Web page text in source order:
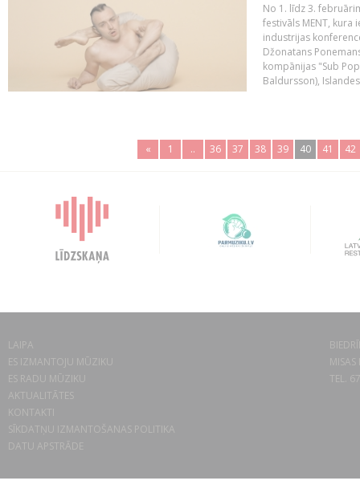
No 1. līdz 3.
festivāls MENT, kura
industrijas
Džonatans
kompānijas "Sub
Baldursson),
« 1 .. 36 37 38 39 40 41 42
LAIPA
ES IZMANTOJU MŪZIKU
ES RADU MŪZIKU
AKTUALITĀTES
KONTAKTI
SĪKDATŅU IZMANTOŠANAS POLITIKA
DATU APSTRĀDE
TEL.